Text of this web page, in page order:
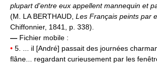
plupart d'entre eux appellent mannequin et
(M. LA BERTHAUD, Les Français peints par
Chiffonnier, 1841, p. 338).
— Fichier mobile :
• 5. ... il [André] passait des journées
flâne... regardant curieusement par les